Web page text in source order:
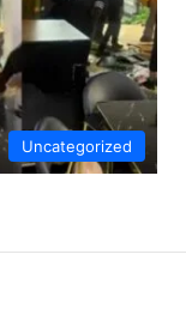
Uncategorized